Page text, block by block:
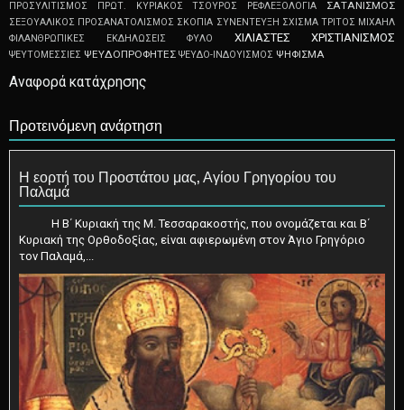
ΠΡΟΣΥΛΙΤΙΣΜΟΣ ΠΡΩΤ. ΚΥΡΙΑΚΟΣ ΤΣΟΥΡΟΣ ΡΕΦΛΕΞΟΛΟΓΙΑ ΣΑΤΑΝΙΣΜΟΣ
ΣΕΞΟΥΑΛΙΚΟΣ ΠΡΟΣΑΝΑΤΟΛΙΣΜΟΣ ΣΚΟΠΙΑ ΣΥΝΕΝΤΕΥΞΗ ΣΧΙΣΜΑ ΤΡΙΤΟΣ ΜΙΧΑΗΛ
ΦΙΛΑΝΘΡΩΠΙΚΕΣ ΕΚΔΗΛΩΣΕΙΣ
ΦΥΛΟ ΧΙΛΙΑΣΤΕΣ ΧΡΙΣΤΙΑΝΙΣΜΟΣ
ΨEYTOMEΣΣIEΣ ΨEYΔOΠPOΦHTEΣ ΨΕΥΔΟ-ΙΝΔΟΥΙΣΜΟΣ ΨΗΦΙΣΜΑ
Αναφορά κατάχρησης
Προτεινόμενη ανάρτηση
Η εορτή του Προστάτου μας, Αγίου Γρηγορίου του
Παλαμά
Η Β΄ Κυριακή της Μ. Τεσσαρακοστής, που ονομάζεται και Β΄
Κυριακή της Ορθοδοξίας, είναι αφιερωμένη στον Άγιο Γρηγόριο
τον Παλαμά,...